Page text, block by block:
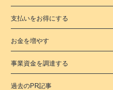
支払いをお得にする
お金を増やす
事業資金を調達する
過去のPR記事